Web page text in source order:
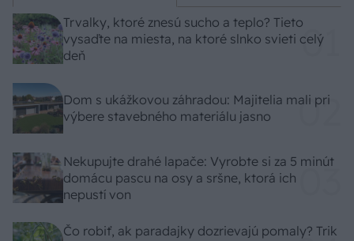
Trvalky, ktoré znesú sucho a teplo? Tieto
vysaďte na miesta, na ktoré slnko svieti celý
deň
Dom s ukážkovou záhradou: Majitelia mali pri
výbere stavebného materiálu jasno
Nekupujte drahé lapače: Vyrobte si za 5 minút
domácu pascu na osy a sršne, ktorá ich
nepustí von
Čo robiť, ak paradajky dozrievajú pomaly? Trik